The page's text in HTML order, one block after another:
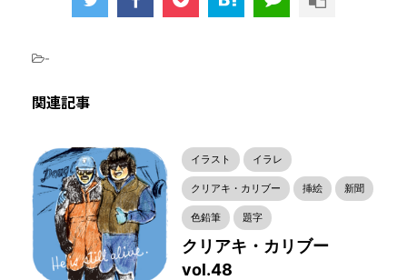
-
関連記事
イラスト イラレ
クリアキ・カリブー 挿絵 新聞
色鉛筆 題字
クリアキ・カリブー
vol.48